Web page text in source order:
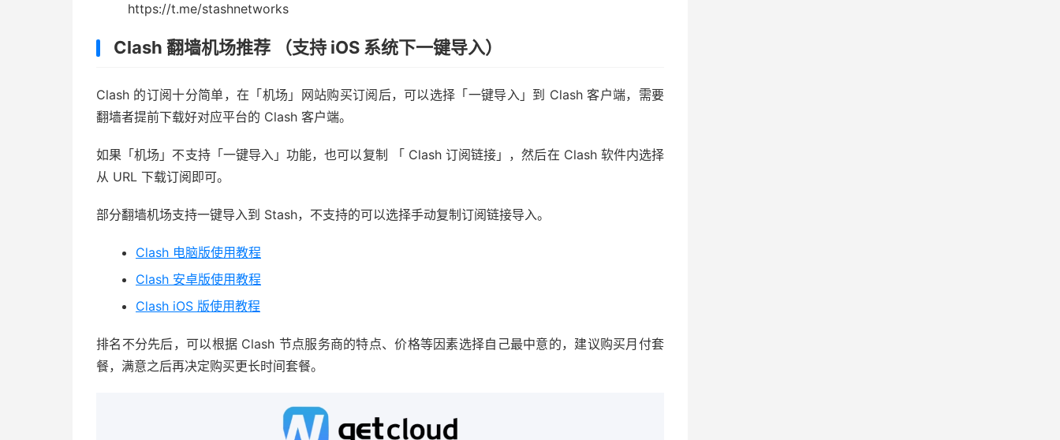
https://t.me/stashnetworks
Clash 翻墙机场推荐 （支持 iOS 系统下一键导入）
Clash 的订阅十分简单，在「机场」网站购买订阅后，可以选择「一键导入」到 Clash 客户端，需要
翻墙者提前下载好对应平台的 Clash 客户端。
如果「机场」不支持「一键导入」功能，也可以复制 「 Clash 订阅链接」，然后在 Clash 软件内选择
从 URL 下载订阅即可。
部分翻墙机场支持一键导入到 Stash，不支持的可以选择手动复制订阅链接导入。
Clash 电脑版使用教程
Clash 安卓版使用教程
Clash iOS 版使用教程
排名不分先后，可以根据 Clash 节点服务商的特点、价格等因素选择自己最中意的，建议购买月付套
餐，满意之后再决定购买更长时间套餐。